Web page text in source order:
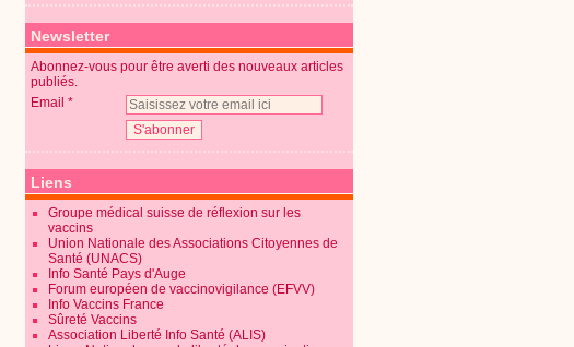
Newsletter
Abonnez-vous pour être averti des nouveaux articles
publiés.
Email
Liens
Groupe médical suisse de réflexion sur les
vaccins
Union Nationale des Associations Citoyennes de
Santé (UNACS)
Info Santé Pays d'Auge
Forum européen de vaccinovigilance (EFVV)
Info Vaccins France
Sûreté Vaccins
Association Liberté Info Santé (ALIS)